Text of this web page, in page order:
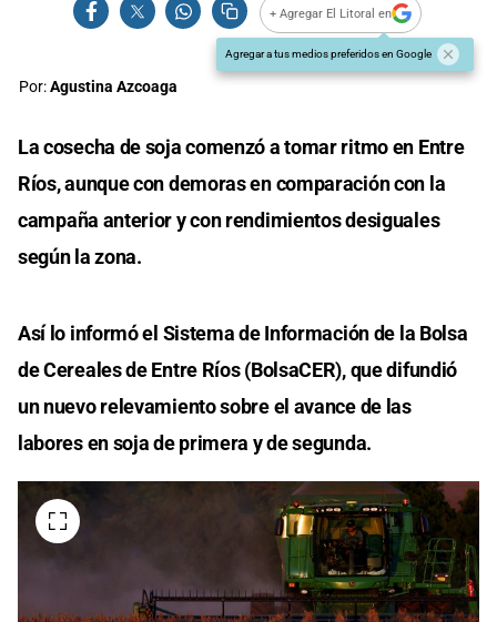
+ Agregar El Litoral en
Agregar a tus medios preferidos en Google
Por:Agustina Azcoaga
La cosecha de soja comenzó a tomar ritmo en Entre
Ríos, aunque con demoras en comparación con la
campaña anterior y con rendimientos desiguales
según la zona.
Así lo informó el Sistema de Información de la Bolsa
de Cereales de Entre Ríos (BolsaCER), que difundió
un nuevo relevamiento sobre el avance de las
labores en soja de primera y de segunda.